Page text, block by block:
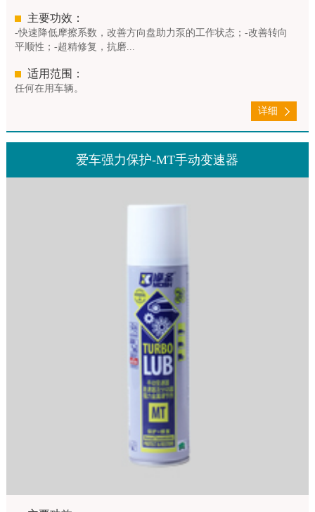
主要功效：
-快速降低摩擦系数，改善方向盘助力泵的工作状态；-改善转向
平顺性；-超精修复，抗磨...
适用范围：
任何在用车辆。
详细
爱车强力保护-MT手动变速器